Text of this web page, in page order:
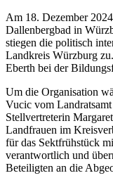
Am 18. Dezember
Dallenbergbad in
stiegen die politisch
Landkreis Würzburg
Eberth bei der
Um die Organisation
Vucic vom
Stellvertreterin
Landfrauen im
für das Sektfrühstück
verantwortlich und
Beteiligten an die